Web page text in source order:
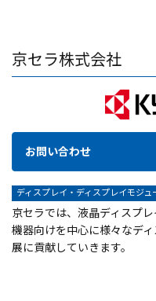
京セラ株式会社
お問い合わせ
ディスプレイ・ディスプレイモジュ
京セラでは、液晶ディスプ
機器向けを中心に様々なデ
展に貢献していきます。